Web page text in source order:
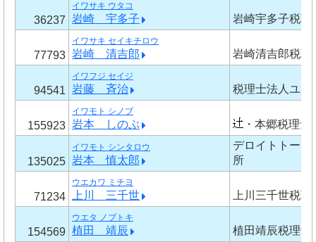
36237
イワサキ ウタコ
岩崎 宇多子 岩崎宇多子税理
77793
イワサキ セイキチロウ
岩崎 清吉郎 岩崎清吉郎税理
94541
イワフジ セイジ
岩藤 斉治 税理士法人ユア
155923
イワモト シノブ
岩本 しのぶ ・本郷税理
135025
イワモト シンタロウ
岩本 慎太郎
デロイトトー
所
71234
ウエカワ ミチヨ
上川 三千世 上川三千世税
154569
ウエタ ノブトキ
植田 靖辰 植田靖辰税理士